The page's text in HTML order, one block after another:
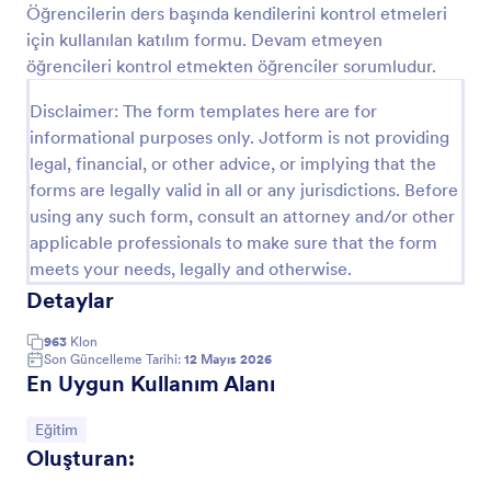
Öğrencilerin ders başında kendilerini kontrol etmeleri
için kullanılan katılım formu. Devam etmeyen
öğrencileri kontrol etmekten öğrenciler sorumludur.
Disclaimer: The form templates here are for
informational purposes only. Jotform is not providing
legal, financial, or other advice, or implying that the
forms are legally valid in all or any jurisdictions. Before
using any such form, consult an attorney and/or other
applicable professionals to make sure that the form
meets your needs, legally and otherwise.
Detaylar
963 Klon
Son Güncelleme Tarihi: 12 Mayıs 2026
En Uygun Kullanım Alanı
Kategoriye git:
Eğitim
Oluşturan:
Önizleme